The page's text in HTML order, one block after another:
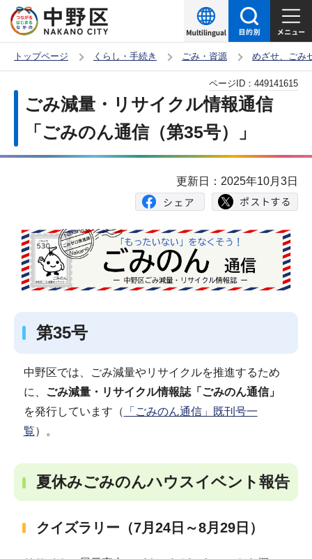
の
ー
トップページ くらし・手続き ごみ・資源 めざせ、ごみ
か
ごみ減量・リサイクル情報通信
「ごみのん通信（第35号）」
ページID： 449141615
更新日：2025年10月3日
第35号
中野区では、ごみ減量やリサイクルを推進するため
に、
ごみ減量・リサイクル情報誌「ごみのん通信」
を発行しています（ 「ごみのん通信」既刊号一
覧）。
夏休みごみのんハウスイベント報告
クイズラリー（7月24日～8月29日）